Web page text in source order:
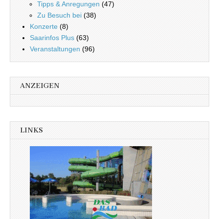
Tipps & Anregungen (47)
Zu Besuch bei (38)
Konzerte (8)
Saarinfos Plus (63)
Veranstaltungen (96)
ANZEIGEN
LINKS